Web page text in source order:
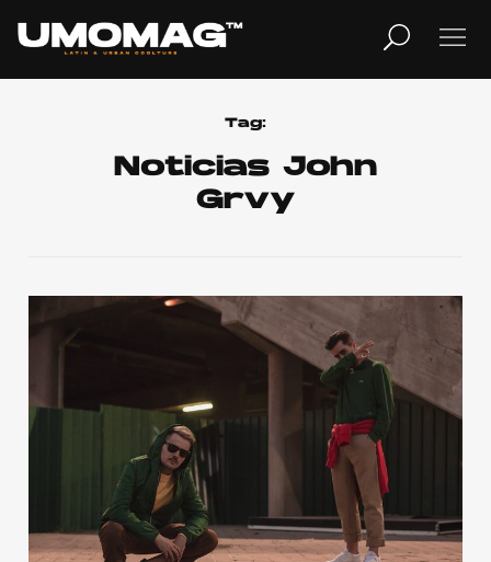
TV
Cover Story
Contacto
Tag:
Noticias John
Grvy